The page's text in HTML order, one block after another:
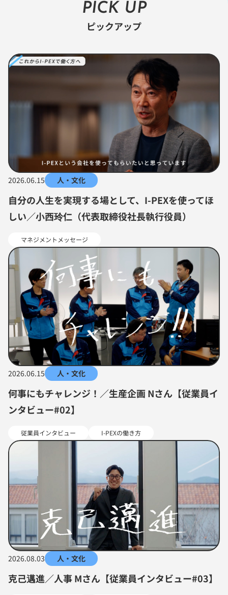
PICK UP
ピックアップ
2026.06.15 人・文化
自分の人生を実現する場として、I-PEXを使ってほ
しい／小西玲仁（代表取締役社長執行役員）
マネジメントメッセージ
2026.06.15 人・文化
何事にもチャレンジ！／生産企画 Nさん【従業員イ
ンタビュー#02】
従業員インタビュー I-PEXの働き方
2026.08.03 人・文化
克己邁進／人事 Mさん【従業員インタビュー#03】